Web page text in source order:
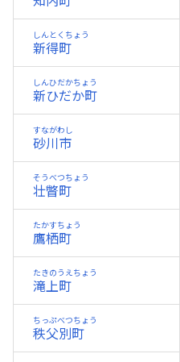
新得町
しんとくちょう
新ひだか町
しんひだかちょう
砂川市
すながわし
壮瞥町
そうべつちょう
鷹栖町
たかすちょう
滝上町
たきのうえちょう
秩父別町
ちっぷべつちょう